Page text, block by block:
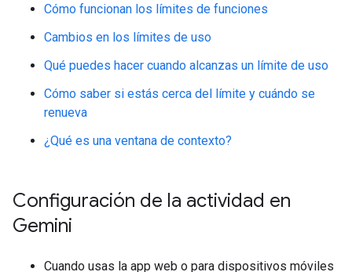
Cómo funcionan los límites de funciones
Cambios en los límites de uso
Qué puedes hacer cuando alcanzas un límite de uso
Cómo saber si estás cerca del límite y cuándo se
renueva
¿Qué es una ventana de contexto?
Configuración de la actividad en
Gemini
Cuando usas la app web o para dispositivos móviles